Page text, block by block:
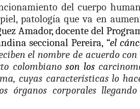
al avance de la construcción de 400
El Valle y la nación refuerzan
las personas con discapacidad de
del cuerpo
patología que va en
Amador, docente del
seccional Pereira, “el
el nombre de acuerdo con
colombianoson los
cuyas características lo
órganos corporales